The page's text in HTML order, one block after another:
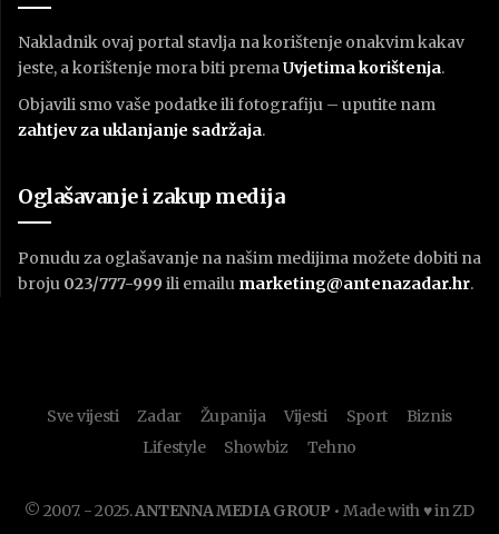
Nakladnik ovaj portal stavlja na korištenje onakvim kakav
jeste, a korištenje mora biti premaUvjetima korištenja.
Objavili smo vaše podatke ili fotografiju – uputite nam
zahtjev za uklanjanje sadržaja.
Oglašavanje i zakup medija
Ponudu za oglašavanje na našim medijima možete dobiti na
broju 023/777-999 ili emailu marketing@antenazadar.hr.
Sve vijesti Zadar Županija Vijesti Sport
Biznis
Lifestyle
Showbiz Tehno
© 2007. - 2025.ANTENNA MEDIA GROUP • Made with ♥ in ZD